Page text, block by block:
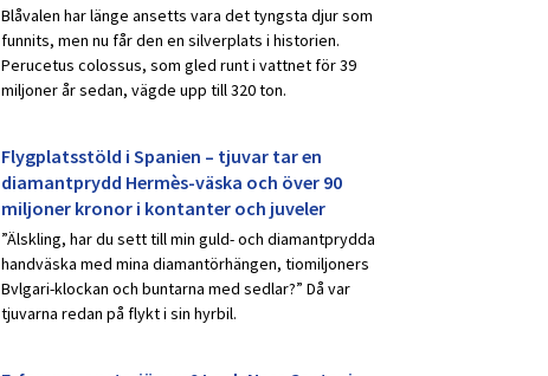
Blåvalen har länge ansetts vara det tyngsta djur som
funnits, men nu får den en silverplats i historien.
Perucetus colossus, som gled runt i vattnet för 39
miljoner år sedan, vägde upp till 320 ton.
Flygplatsstöld i Spanien – tjuvar tar en
diamantprydd Hermès-väska och över 90
miljoner kronor i kontanter och juveler
”Älskling, har du sett till min guld- och diamantprydda
handväska med mina diamantörhängen, tiomiljoners
Bvlgari-klockan och buntarna med sedlar?” Då var
tjuvarna redan på flykt i sin hyrbil.